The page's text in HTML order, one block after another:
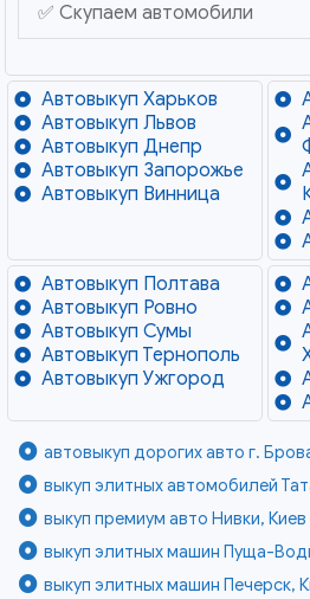
✅ Скупаем автомобили
Автовыкуп Харьков
Автовыкуп Львов
Автовыкуп Днепр
Автовыкуп Запорожье
Автовыкуп Винница
Автовыкуп Полтава
Автовыкуп Ровно
Автовыкуп Сумы
Автовыкуп Тернополь
Автовыкуп Ужгород
автовыкуп дорогих авто г.
выкуп элитных автомобилей
выкуп премиум авто Нивки, Киев
выкуп элитных машин Пуща-
выкуп элитных машин Печерск,